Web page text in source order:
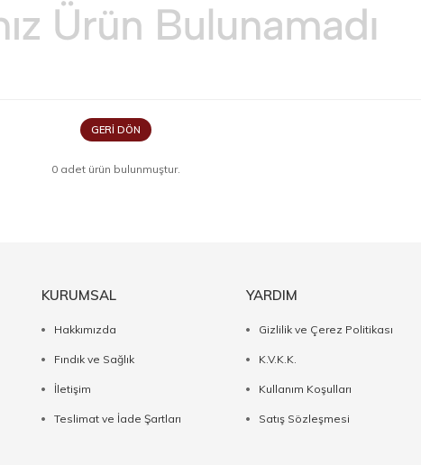
GERI DÖN
0 adet ürün bulunmuştur.
KURUMSAL
Hakkımızda
Fındık ve Sağlık
İletişim
Teslimat ve İade Şartları
YARDIM
Gizlilik ve Çerez Politikası
K.V.K.K.
Kullanım Koşulları
Satış Sözleşmesi